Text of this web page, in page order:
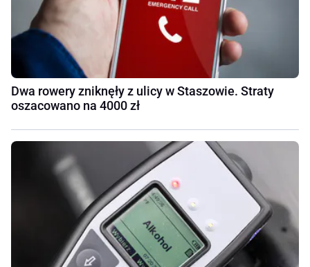
Dwa rowery zniknęły z ulicy w Staszowie. Straty
oszacowano na 4000 zł